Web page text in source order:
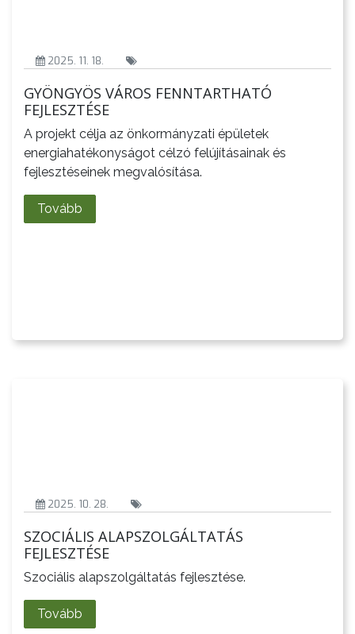
ÉPÜLŐ
VÁROS
FEJLESZTÉSEK
VÁROSHÁZA
2025. 11. 18.
GYÖNGYÖS VÁROS FENNTARTHATÓ
FEJLESZTÉSE
A projekt célja az önkormányzati épületek
energiahatékonyságot célzó felújításainak és
fejlesztéseinek megvalósítása.
Tovább
2025. 10. 28.
SZOCIÁLIS ALAPSZOLGÁLTATÁS
FEJLESZTÉSE
Szociális alapszolgáltatás fejlesztése.
Tovább